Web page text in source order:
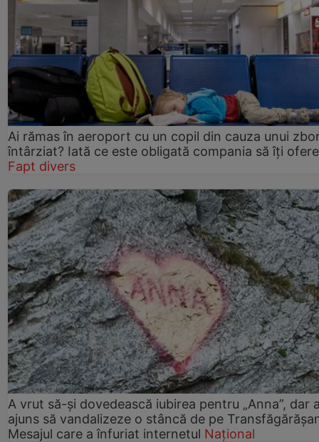
Ai rămas în aeroport cu un copil din cauza unui
întârziat? Iată ce este obligată compania să îți ofere
Fapt divers
A vrut să-și dovedească iubirea pentru „Anna”, dar
ajuns să vandalizeze o stâncă de pe
Mesajul care a înfuriat internetul Național